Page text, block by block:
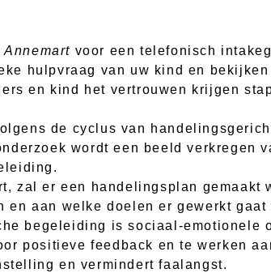
Annemart voor een telefonisch
hulpvraag van uw kind en
en kind het vertrouwen krijgen
de cyclus van
wordt een beeld verkregen
zal er een handelingsplan
en aan welke doelen er gewerkt
begeleiding is sociaal-emotionele
positieve feedback en te werken
en vermindert faalangst.